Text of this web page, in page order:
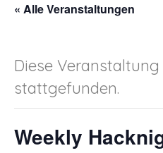
« Alle Veranstaltungen
Diese
stattgefunden.
Weekly